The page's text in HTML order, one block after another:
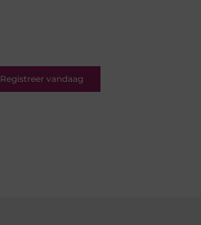
Registreer vandaag